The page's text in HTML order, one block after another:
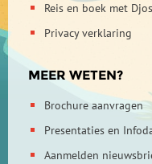
Reis en boek met
Privacy verklaring
MEER WETEN?
Brochure aanvragen
Presentaties en
Aanmelden